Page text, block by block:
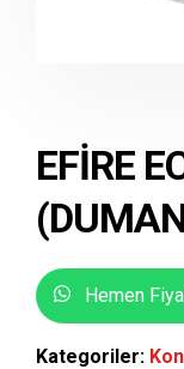
EFİRE
Hemen
Kategoriler: